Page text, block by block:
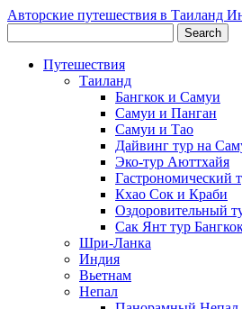
Авторские путешествия в Таиланд
Путешествия
Таиланд
Бангкок и Самуи
Самуи и Панган
Самуи и Тао
Дайвинг тур на
Эко-тур Аюттхайя
Гастрономический
Кхао Сок и Краби
Оздоровительный
Сак Янт тур
Шри-Ланка
Индия
Вьетнам
Непал